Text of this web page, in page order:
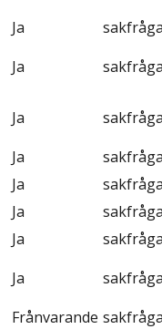
Ja
Ja
Ja
Ja
Ja
Ja
Ja
Ja
Frånvarande